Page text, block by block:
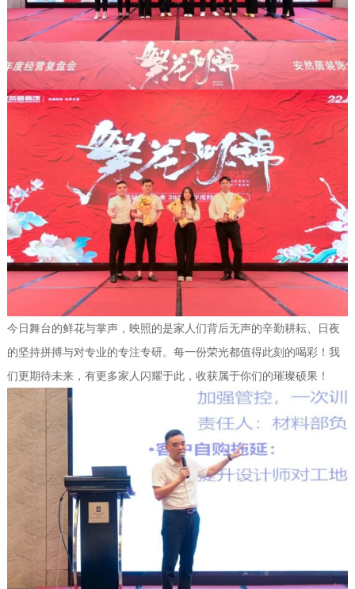
今日舞台的鲜花与掌声，映照的是家人们背后无声的辛勤耕耘、日夜
的坚持拼搏与对专业的专注专研。每一份荣光都值得此刻的喝彩！我
们更期待未来，有更多家人闪耀于此，收获属于你们的璀璨硕果！